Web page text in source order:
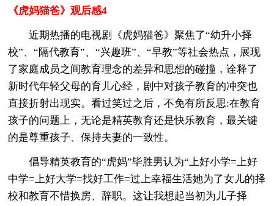
《虎妈猫爸》观后感4
近期热播的电视剧《虎妈猫爸》聚焦了“幼升小择
校”、“隔代教育”、“兴趣班”、“早教”等社会热点，展现
了家庭成员之间教育理念的差异和思想的碰撞，诠释了
新时代年轻父母的育儿心经，剧中对孩子教育的冲突也
直接折射出现实。看过笑过之后，不免有所反思:在教育
孩子的问题上，无论是精英教育还是快乐教育，最关键
的是尊重孩子、保持夫妻的一致性。
倡导精英教育的“虎妈”毕胜男认为“上好小学=上好
中学=上好大学=找好工作=过上幸福生活她为了女儿的择
校和教育不惜换房、辞职。这让我想起当初为儿子择